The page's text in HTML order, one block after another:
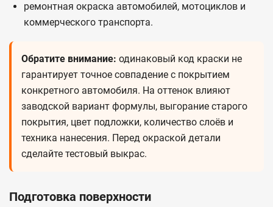
ремонтная окраска автомобилей, мотоциклов и
коммерческого транспорта.
Обратите внимание: одинаковый код краски не
гарантирует точное совпадение с покрытием
конкретного автомобиля. На оттенок влияют
заводской вариант формулы, выгорание старого
покрытия, цвет подложки, количество слоёв и
техника нанесения. Перед окраской детали
сделайте тестовый выкрас.
Подготовка поверхности